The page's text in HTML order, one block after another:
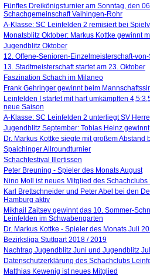
Fünftes Dreikönigsturnier am Sonntag, den
Schachgemeinschaft Vaihingen-Rohr
A-Klasse: SC Leinfelden 2 remisiert bei
Monatsblitz Oktober: Markus Kottke gewinnt
Jugendblitz Oktober
12. Offene-Senioren-Einzelmeisterschaft-
13. Stadtmeisterschaft startet am 23. Oktober
Faszination Schach im Milaneo
Frank Gehringer gewinnt beim
Leinfelden I startet mit hart umkämpften
neue Saison
A-Klasse: SC Leinfelden 2 unterliegt SV
Jugendblitz September: Tobias Heinz gewinnt
Dr. Markus Kottke siegte mit großem
Spaichinger Allroundturnier
Schachfestival Illertissen
Peter Breuning - Spieler des Monats August
Nino Moll ist neues Mitglied des
Karl Brettschneider und Peter Abel bei den
Hamburg aktiv
Mikhail Zaitsev gewinnt das 10. Sommer-
Leinfelden im Schwabengarten
Dr. Markus Kottke - Spieler des Monats Juli
Bezirksliga Stuttgart 2018 / 2019
Nachtrag Jugendblitz Juni und Jugendblitz
Datenschutzerklärung des Schachclubs
Matthias Kewenig ist neues Mitglied